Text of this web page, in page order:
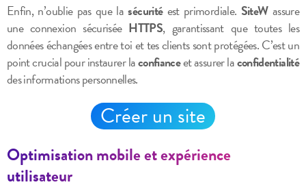
Enfin, n’oublie pas que lasécuritéest primordiale. SiteWassure
une connexion sécurisée HTTPS, garantissant que toutes les
données échangées entre toi et tes clients sont protégées. C’est un
point crucial pour instaurer laconfianceet assurer laconfidentialité
des informations personnelles.
Créer un site
Optimisation mobile et expérience
utilisateur